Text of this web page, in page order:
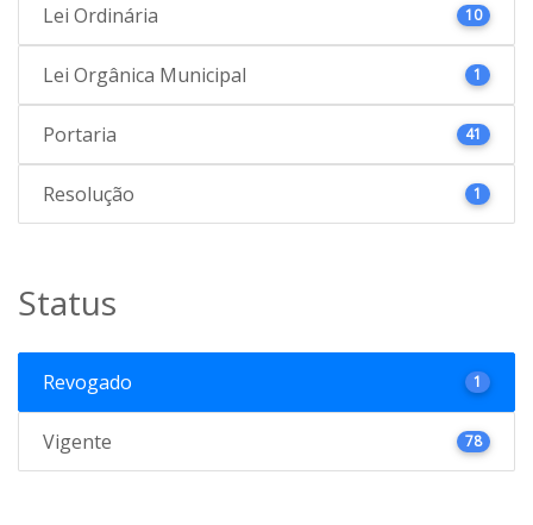
Lei Ordinária 10
Lei Orgânica Municipal 1
Portaria 41
Resolução 1
Status
Revogado 1
Vigente 78